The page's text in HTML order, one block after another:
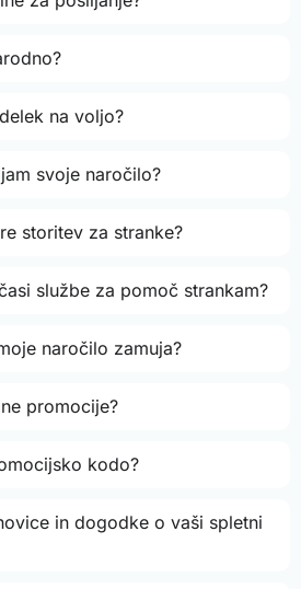
na voljo?
svoje naročilo?
storitev za stranke?
službe za pomoč strankam?
naročilo zamuja?
promocije?
kodo?
in dogodke o vaši spletni